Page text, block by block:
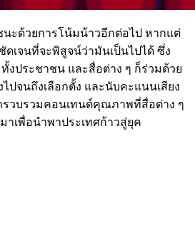
นะด้วยการโน้มน้าวอีกต่อไป หากแต่
ดเจนที่จะพิสูจน์ว่ามันเป็นไปได้ ซึ่ง
งประชาชน และสื่อต่าง ๆ ก็ร่วมด้วย
ปจนถึงเลือกตั้ง และนับคะแนนเสียง
รวบรวมคอนเทนต์คุณภาพที่สื่อต่าง ๆ
าเพื่อนำพาประเทศก้าวสู่ยุค